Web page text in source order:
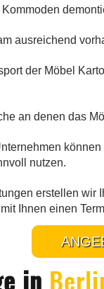
ausreichend
der Möbel
an denen das
nutzen.
erstellen wir
Ihnen einen
in